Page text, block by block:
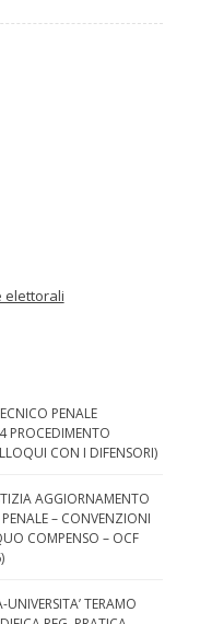
elettorali
PENALE
PROCEDIMENTO
CON I DIFENSORI)
AGGIORNAMENTO
– CONVENZIONI
COMPENSO – OCF
TERAMO